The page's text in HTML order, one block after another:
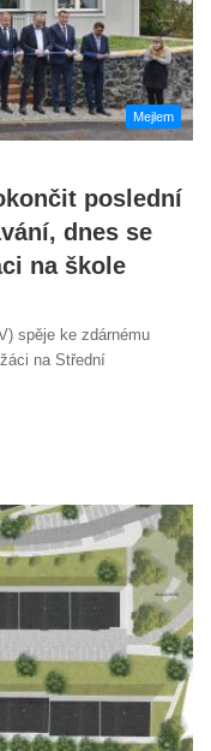
Mejlem
poslední
dnes se
na škole
spěje ke zdárnému
na Střední